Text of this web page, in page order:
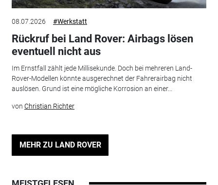
08.07.2026 #Werkstatt
Rückruf bei Land Rover: Airbags lösen
eventuell nicht aus
Im Ernstfall zählt jede Millisekunde. Doch bei mehreren Land-
Rover-Modellen könnte ausgerechnet der Fahrerairbag nicht
auslösen. Grund ist eine mögliche Korrosion an einer...
von Christian Richter
MEHR ZU LAND ROVER